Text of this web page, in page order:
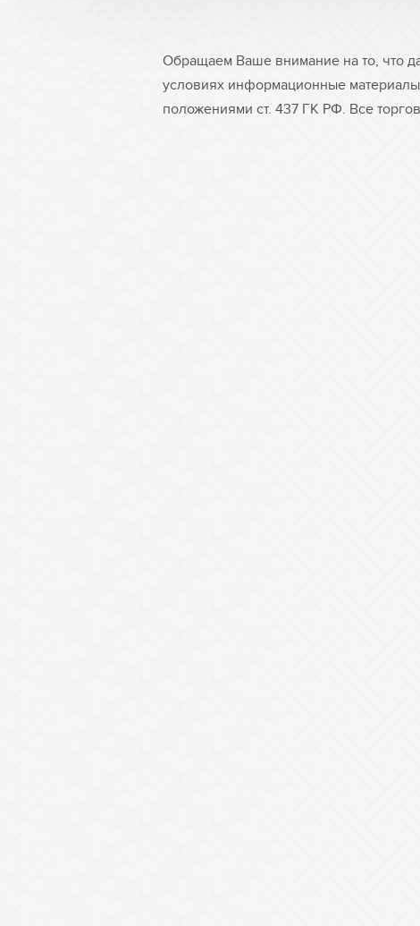
Обращаем Ваше внимание на то, что
условиях информационные
положениями ст. 437 ГК РФ. Все